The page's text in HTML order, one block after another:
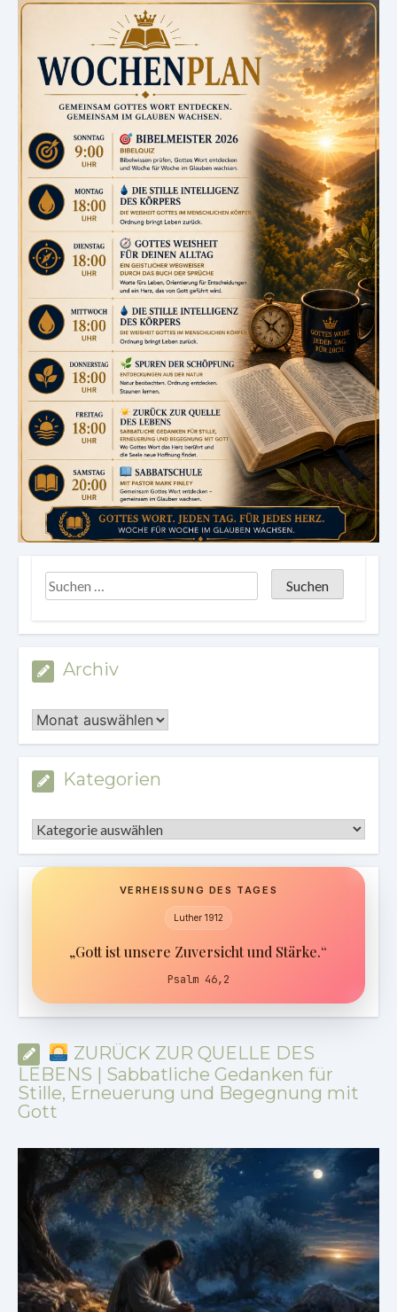
Archiv
Archiv
Kategorien
Kategorien
VERHEISSUNG DES TAGES
Luther 1912
„Gott ist unsere Zuversicht und Stärke.“
Psalm 46,2
ZURÜCK ZUR QUELLE DES
LEBENS | Sabbatliche Gedanken für
Stille, Erneuerung und Begegnung mit
Gott